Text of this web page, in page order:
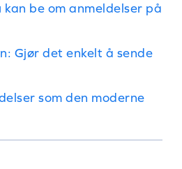
be om anmeldelser på
Gjør det enkelt å sende
som den moderne